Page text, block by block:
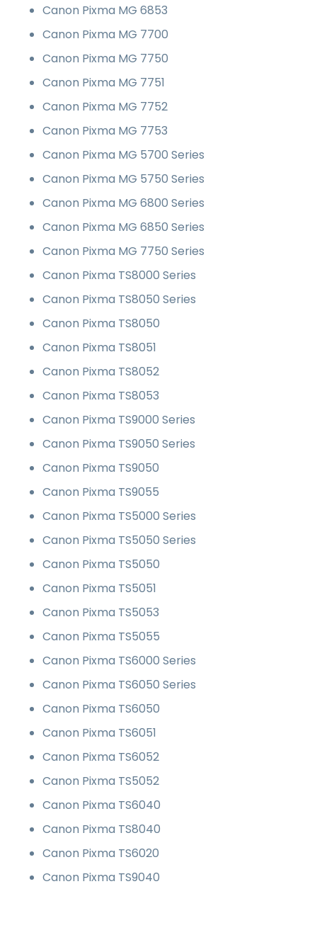
Canon Pixma MG 6853
Canon Pixma MG 7700
Canon Pixma MG 7750
Canon Pixma MG 7751
Canon Pixma MG 7752
Canon Pixma MG 7753
Canon Pixma MG 5700 Series
Canon Pixma MG 5750 Series
Canon Pixma MG 6800 Series
Canon Pixma MG 6850 Series
Canon Pixma MG 7750 Series
Canon Pixma TS8000 Series
Canon Pixma TS8050 Series
Canon Pixma TS8050
Canon Pixma TS8051
Canon Pixma TS8052
Canon Pixma TS8053
Canon Pixma TS9000 Series
Canon Pixma TS9050 Series
Canon Pixma TS9050
Canon Pixma TS9055
Canon Pixma TS5000 Series
Canon Pixma TS5050 Series
Canon Pixma TS5050
Canon Pixma TS5051
Canon Pixma TS5053
Canon Pixma TS5055
Canon Pixma TS6000 Series
Canon Pixma TS6050 Series
Canon Pixma TS6050
Canon Pixma TS6051
Canon Pixma TS6052
Canon Pixma TS5052
Canon Pixma TS6040
Canon Pixma TS8040
Canon Pixma TS6020
Canon Pixma TS9040